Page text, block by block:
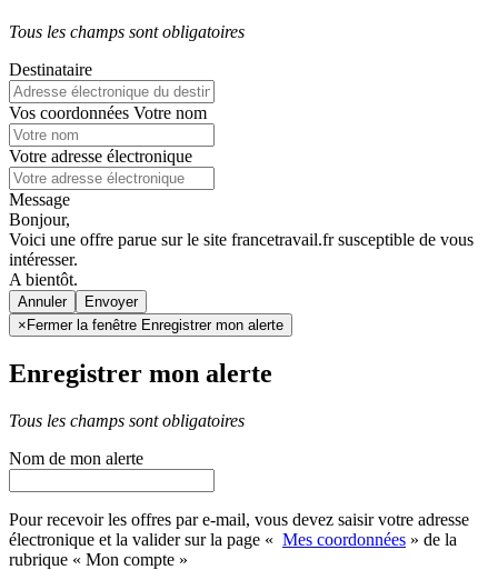
Tous les champs sont obligatoires
Destinataire
Vos coordonnées Votre nom
Votre adresse électronique
Message
Bonjour,
Voici une offre parue sur le site francetravail.fr susceptible de vous
intéresser.
A bientôt.
Annuler
× Fermer la fenêtre Enregistrer mon alerte
Enregistrer mon alerte
Tous les champs sont obligatoires
Nom de mon alerte
Pour recevoir les offres par e-mail, vous devez saisir votre adresse
électronique et la valider sur la page « Mes coordonnées » de la
rubrique « Mon compte »